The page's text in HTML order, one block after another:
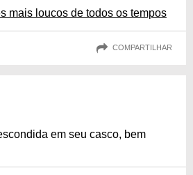
mais loucos de todos os tempos
COMPARTILHAR
em seu casco, bem